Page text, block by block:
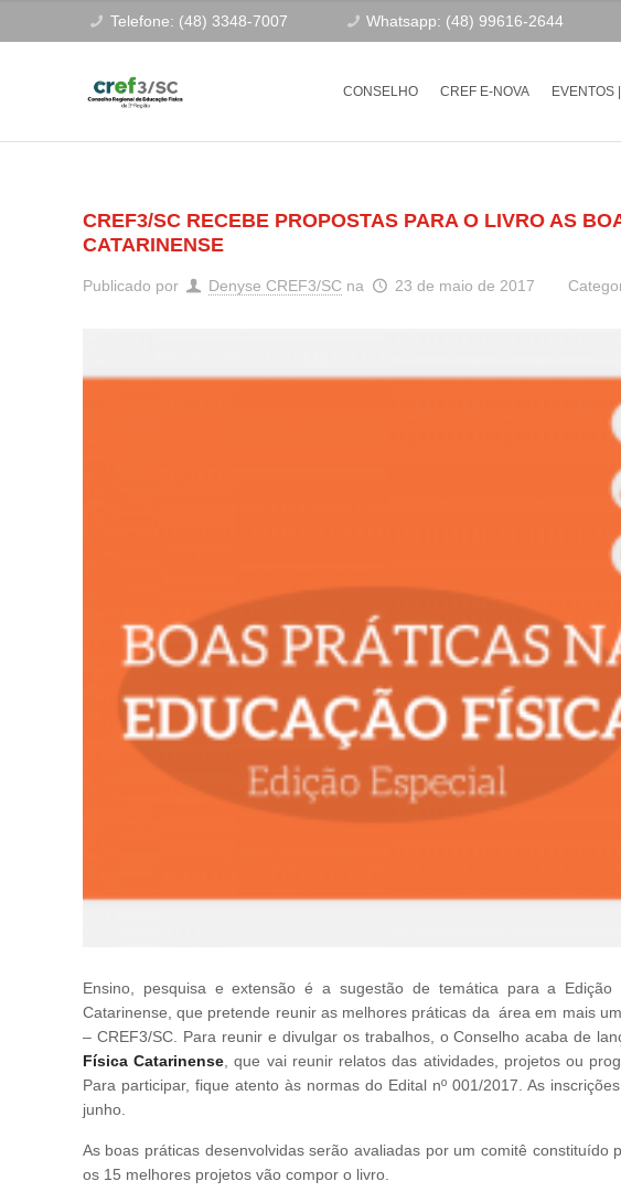
Telefone: (48) 3348-7007 Whatsapp: (48) 99616-2644
CONSELHO CREF E-NOVA EVENTOS
CREF3/SC RECEBE PROPOSTAS PARA O LIVRO AS
CATARINENSE
Publicado por Denyse CREF3/SC na 23 de maio de 2017
Ensino, pesquisa e extensão é a sugestão de temática para a
Catarinense, que pretende reunir as melhores práticas da área em mais
– CREF3/SC. Para reunir e divulgar os trabalhos, o Conselho acaba de
Física Catarinense , que vai reunir relatos das atividades, projetos ou
Para participar, fique atento às normas do Edital nº 001/2017. As
junho.
As boas práticas desenvolvidas serão avaliadas por um comitê constituído
os 15 melhores projetos vão compor o livro.